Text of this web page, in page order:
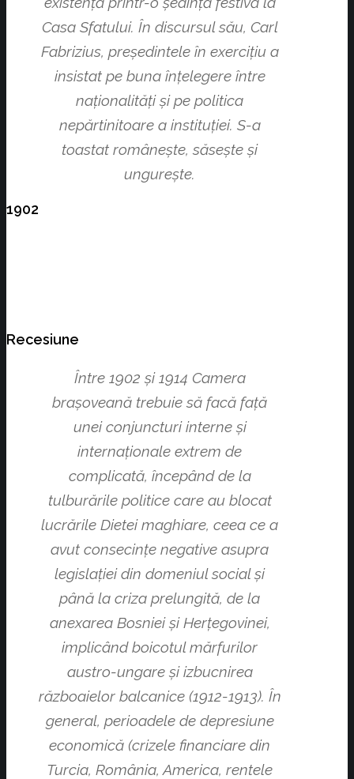
Casa Sfatului. În discursul său, Carl
Fabrizius, preşedintele în exerciţiu a
insistat pe buna înţelegere între
naţionalităţi şi pe politica
nepărtinitoare a instituţiei. S-a
toastat româneşte, săseşte şi
ungureşte.
1902
Recesiune
Între 1902 şi 1914 Camera
braşoveană trebuie să facă faţă
unei conjuncturi interne şi
internaţionale extrem de
complicată, începând de la
tulburările politice care au blocat
lucrările Dietei maghiare, ceea ce a
avut consecinţe negative asupra
legislaţiei din domeniul social şi
până la criza prelungită, de la
anexarea Bosniei şi Herţegovinei,
implicând boicotul mărfurilor
austro-ungare şi izbucnirea
războaielor balcanice (1912-1913). În
general, perioadele de depresiune
economică (crizele financiare din
Turcia, România, America, re­ntele